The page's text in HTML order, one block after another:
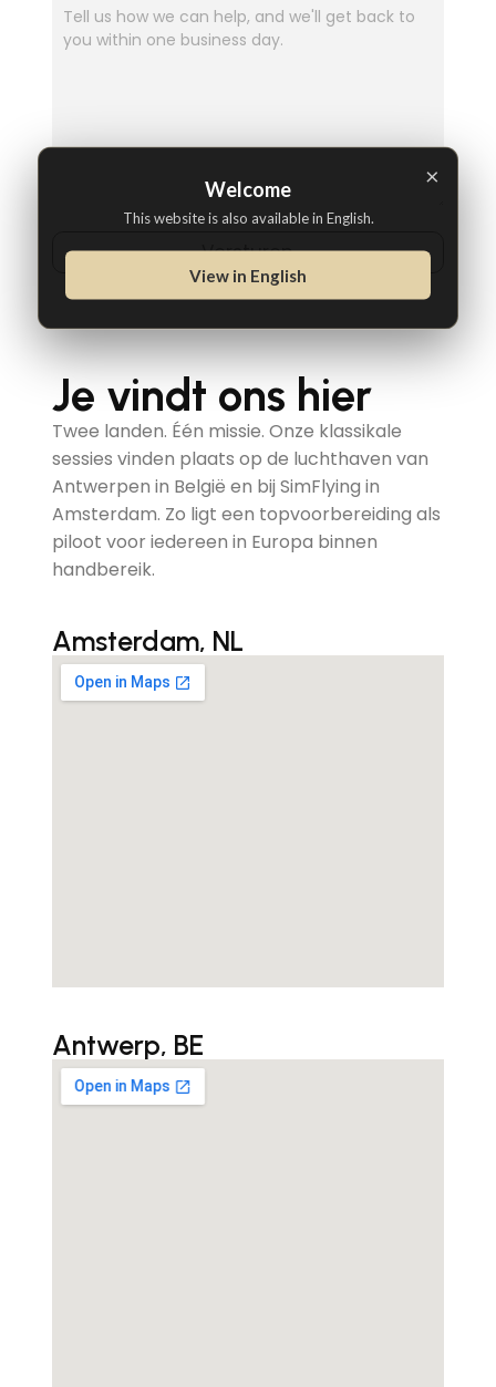
Versturen
Je vindt ons hier
Twee landen. Één missie. Onze klassikale
sessies vinden plaats op de luchthaven van
Antwerpen in België en bij SimFlying in
Amsterdam. Zo ligt een topvoorbereiding als
piloot voor iedereen in Europa binnen
handbereik.
Amsterdam, NL
Antwerp, BE
×
Welcome
This website is also available in English.
View in English